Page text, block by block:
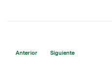
Artículo anterior: Derecho de
Anterior Artículo siguiente:
Siguiente